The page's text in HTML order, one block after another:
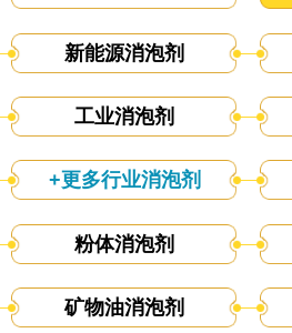
新能源消泡剂
工业消泡剂
+更多行业消泡剂
粉体消泡剂
矿物油消泡剂